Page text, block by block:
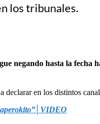
los tribunales.
negando hasta la fecha
declarar en los distintos